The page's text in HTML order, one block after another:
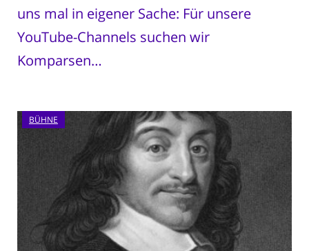
uns mal in eigener Sache: Für unsere
YouTube-Channels suchen wir
Komparsen…
BÜHNE